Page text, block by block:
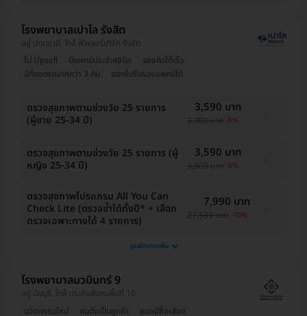
โรงพยาบาลเปาโล รังสิต
อยู่ ปทุมธานี, ใกล้ ฟิวเจอร์ปาร์ค รังสิต
ไม่ Upsell
มีแพทย์ประจำคลินิก
จองคิวได้เร็ว
มีที่จอดรถมากกว่า 3 คัน
ออกใบรับรองแพทย์ได้
ตรวจสุขภาพตามช่วงวัย 25 รายการ
(ผู้ชาย 25-34 ปี)
3,590 บาท
3,900 บาท -5%
ตรวจสุขภาพตามช่วงวัย 25 รายการ (ผู้
หญิง 25-34 ปี)
3,590 บาท
3,900 บาท -5%
ตรวจสุขภาพโปรแกรม All You Can
Check Lite (ตรวจซ้ำได้ทั้งปี* + เลือก
ตรวจเฉพาะทางได้ 4 รายการ)
7,990 บาท
27,539 บาท -70%
ดูแพ็กเกจเพิ่ม
โรงพยาบาลนวมินทร์ 9
อยู่ มีนบุรี, ใกล้ ประกันสังคมพื้นที่ 10
นวัตกรรมใหม่
คนดังเป็นลูกค้า หมอมีชื่อเสียง